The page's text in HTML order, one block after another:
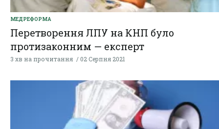
МЕДРЕФОРМА
Перетворення ЛПУ на КНП було
протизаконним — експерт
3 хв на прочитання 02 Серпня 2021